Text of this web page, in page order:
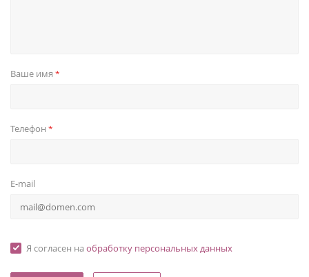
Ваше имя *
Телефон *
E-mail
Я согласен на обработку персональных данных